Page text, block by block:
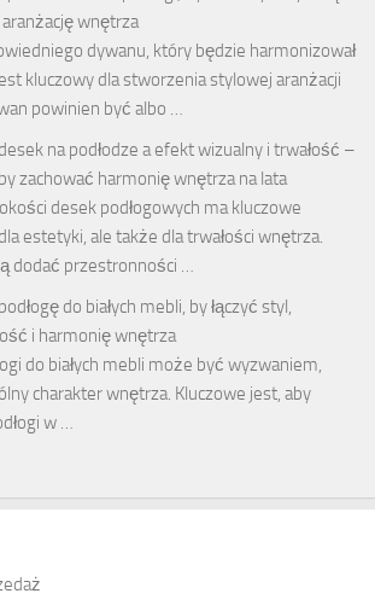
wnętrza
dywanu, który będzie harmonizował
kluczowy dla stworzenia stylowej aranżacji
powinien być albo …
na podłodze a efekt wizualny i trwałość –
zachować harmonię wnętrza na lata
desek podłogowych ma kluczowe
estetyki, ale także dla trwałości wnętrza.
dodać przestronności …
do białych mebli, by łączyć styl,
i harmonię wnętrza
do białych mebli może być wyzwaniem,
charakter wnętrza. Kluczowe jest, aby
w …